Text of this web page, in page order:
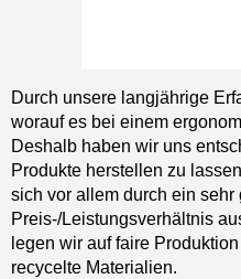
Durch unsere langjährige
worauf es bei einem
Deshalb haben wir uns
Produkte herstellen zu
sich vor allem durch ein sehr
Preis-/Leistungsverhältnis
legen wir auf faire
recycelte Materialien.